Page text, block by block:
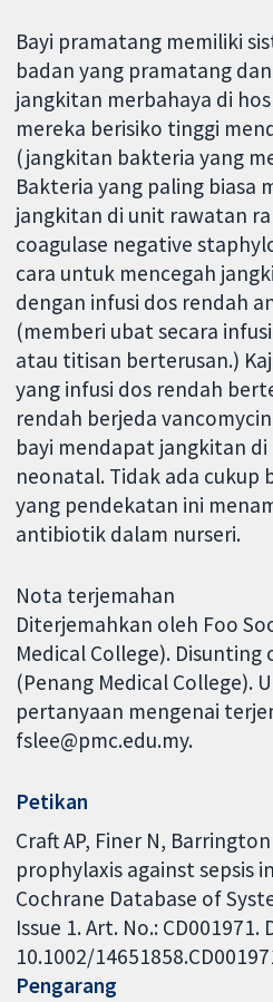
Bayi pramatang memiliki
badan yang pramatang
jangkitan merbahaya di
mereka berisiko tinggi
(jangkitan bakteria yang
Bakteria yang paling biasa
jangkitan di unit rawatan
coagulase negative
cara untuk mencegah
dengan infusi dos rendah
(memberi ubat secara
atau titisan berterusan.)
yang infusi dos rendah
rendah berjeda
bayi mendapat jangkitan
neonatal. Tidak ada cukup
yang pendekatan ini
antibiotik dalam nurseri.
Nota terjemahan
Diterjemahkan oleh Foo
Medical College). Disunting
(Penang Medical College).
pertanyaan mengenai
fslee@pmc.edu.my.
Petikan
Craft AP, Finer N,
prophylaxis against sepsis
Cochrane Database of
Issue 1. Art. No.: CD001971.
10.1002/
Pengarang